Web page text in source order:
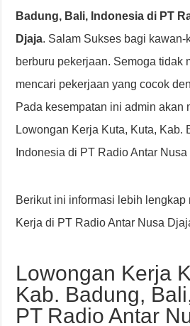
Badung, Bali, Indonesia di PT
Djaja. Salam Sukses bagi
berburu pekerjaan. Semoga tidak
mencari pekerjaan yang cocok
Pada kesempatan ini admin akan
Lowongan Kerja Kuta, Kuta, Kab.
Indonesia di PT Radio Antar Nusa
Berikut ini informasi lebih
Kerja di PT Radio Antar Nusa
Lowongan Kerja
Kab. Badung,
PT Radio Antar